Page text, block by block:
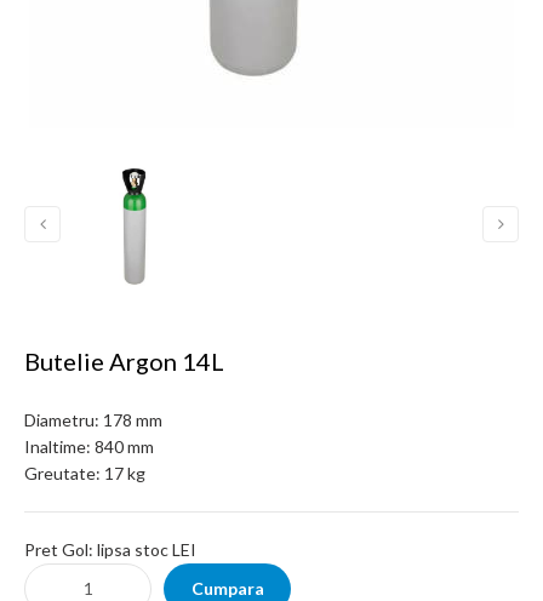
Butelie Argon 14L
Diametru: 178 mm
Inaltime: 840 mm
Greutate: 17 kg
Pret Gol: lipsa stoc LEI